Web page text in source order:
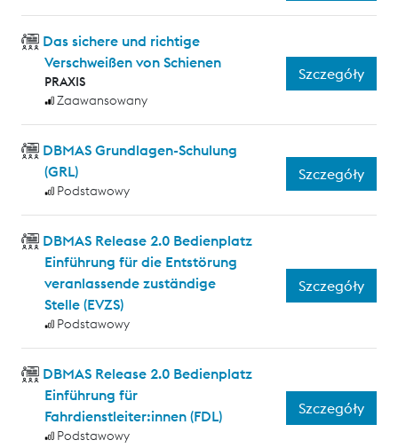
Das sichere und richtige
Verschweißen von Schienen
PRAXIS
Zaawansowany
Szczegóły
DBMAS Grundlagen-Schulung
(GRL)
Podstawowy
Szczegóły
DBMAS Release 2.0 Bedienplatz
Einführung für die Entstörung
veranlassende zuständige
Stelle (EVZS)
Podstawowy
Szczegóły
DBMAS Release 2.0 Bedienplatz
Einführung für
Fahrdienstleiter:innen (FDL)
Podstawowy
Szczegóły